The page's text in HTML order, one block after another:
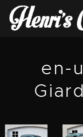
en-